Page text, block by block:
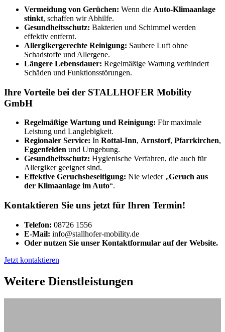
Vermeidung von Gerüchen: Wenn die Auto-Klimaanlage
stinkt, schaffen wir Abhilfe.
Gesundheitsschutz: Bakterien und Schimmel werden
effektiv entfernt.
Allergikergerechte Reinigung: Saubere Luft ohne
Schadstoffe und Allergene.
Längere Lebensdauer: Regelmäßige Wartung verhindert
Schäden und Funktionsstörungen.
Ihre Vorteile bei der STALLHOFER Mobility
GmbH
Regelmäßige Wartung und Reinigung: Für maximale
Leistung und Langlebigkeit.
Regionaler Service: In Rottal-Inn, Arnstorf, Pfarrkirchen,
Eggenfelden und Umgebung.
Gesundheitsschutz: Hygienische Verfahren, die auch für
Allergiker geeignet sind.
Effektive Geruchsbeseitigung: Nie wieder „Geruch aus
der Klimaanlage im Auto“.
Kontaktieren Sie uns jetzt für Ihren Termin!
Telefon: 08726 1556
E-Mail: info@stallhofer-mobility.de
Oder nutzen Sie unser Kontaktformular auf der Website.
Jetzt kontaktieren
Weitere Dienstleistungen